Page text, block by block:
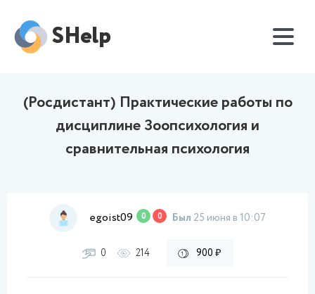
SHelp
(Росдистант) Практические работы по
дисциплине Зоопсихология и
сравнительная психология
egoist09 0 0 Был 25 июня в 10:07
0 214 900 ₽